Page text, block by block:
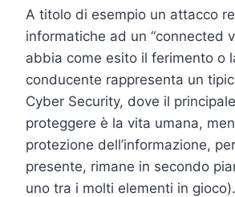
A titolo di esempio un attacco
informatiche ad un “connected
abbia come esito il ferimento o
conducente rappresenta un
Cyber Security, dove il
proteggere è la vita umana,
protezione dell’informazione,
presente, rimane in secondo
uno tra i molti elementi in